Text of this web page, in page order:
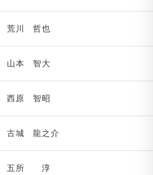
荒川 哲也
山本 智大
西原 智昭
古城 龍之介
五所 淳